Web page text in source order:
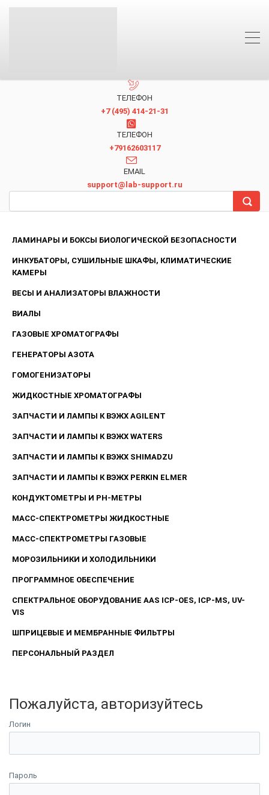
ТЕЛЕФОН
+7 (495) 414-21-31
TЕЛЕФОН
+79162603117
EMAIL
support@lab-support.ru
ЛАМИНАРЫ И БОКСЫ БИОЛОГИЧЕСКОЙ БЕЗОПАСНОСТИ
ИНКУБАТОРЫ, СУШИЛЬНЫЕ ШКАФЫ, КЛИМАТИЧЕСКИЕ
КАМЕРЫ
ВЕСЫ И АНАЛИЗАТОРЫ ВЛАЖНОСТИ
ВИАЛЫ
ГАЗОВЫЕ ХРОМАТОГРАФЫ
ГЕНЕРАТОРЫ АЗОТА
ГОМОГЕНИЗАТОРЫ
ЖИДКОСТНЫЕ ХРОМАТОГРАФЫ
ЗАПЧАСТИ И ЛАМПЫ К ВЭЖХ AGILENT
ЗАПЧАСТИ И ЛАМПЫ К ВЭЖХ WATERS
ЗАПЧАСТИ И ЛАМПЫ К ВЭЖХ SHIMADZU
ЗАПЧАСТИ И ЛАМПЫ К ВЭЖХ PERKIN ELMER
КОНДУКТОМЕТРЫ И PH-МЕТРЫ
МАСС-СПЕКТРОМЕТРЫ ЖИДКОСТНЫЕ
МАСС-СПЕКТРОМЕТРЫ ГАЗОВЫЕ
МОРОЗИЛЬНИКИ И ХОЛОДИЛЬНИКИ
ПРОГРАММНОЕ ОБЕСПЕЧЕНИЕ
СПЕКТРАЛЬНОЕ ОБОРУДОВАНИЕ AAS ICP-OES, ICP-MS, UV-
VIS
ШПРИЦЕВЫЕ И МЕМБРАННЫЕ ФИЛЬТРЫ
ПЕРСОНАЛЬНЫЙ РАЗДЕЛ
Пожалуйста, авторизуйтесь
Логин
Пароль